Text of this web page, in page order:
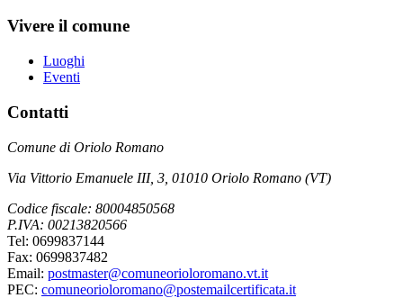
Vivere il comune
Luoghi
Eventi
Contatti
Comune di Oriolo Romano
Via Vittorio Emanuele III, 3, 01010 Oriolo Romano (VT)
Codice fiscale: 80004850568
P.IVA: 00213820566
Tel: 0699837144
Fax: 0699837482
Email: postmaster@comuneorioloromano.vt.it
PEC: comuneorioloromano@postemailcertificata.it